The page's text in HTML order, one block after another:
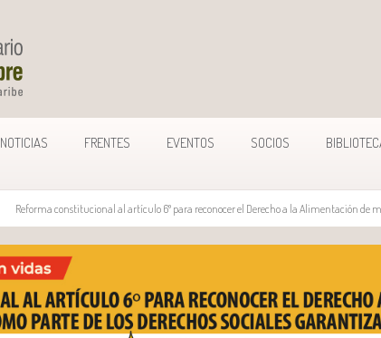
NOTICIAS FRENTES EVENTOS SOCIOS
Reforma constitucional al artículo 6º para reconocer el Derecho a la Alimentación de